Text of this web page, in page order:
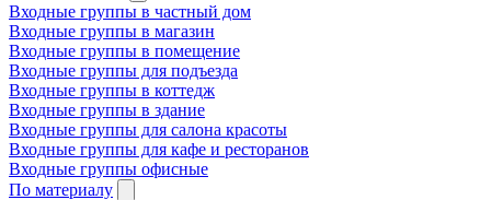
Входные группы в частный дом
Входные группы в магазин
Входные группы в помещение
Входные группы для подъезда
Входные группы в коттедж
Входные группы в здание
Входные группы для салона красоты
Входные группы для кафе и ресторанов
Входные группы офисные
По материалу